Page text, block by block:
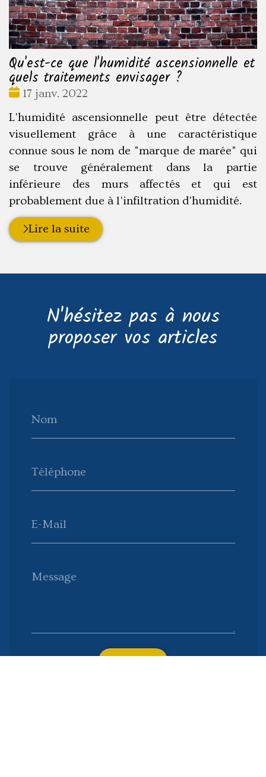
Qu'est-ce que l'humidité ascensionnelle et
quels traitements envisager ?
Date
17 janv. 2022
L'humidité ascensionnelle peut être détectée
visuellement grâce à une caractéristique
connue sous le nom de "marque de marée" qui
se trouve généralement dans la partie
inférieure des murs affectés et qui est
probablement due à l'infiltration d'humidité.
Lire la suite
N'hésitez pas à nous
proposer vos articles
Nom
Téléphone
E-Mail
Message
Envoyer